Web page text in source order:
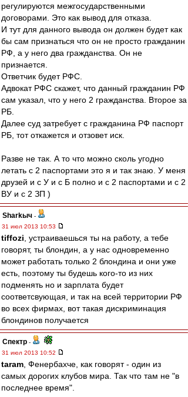
регулируются межгосударственными
договорами. Это как вывод для отказа.
И тут для данного вывода он должен будет как
бы сам признаться что он не просто гражданин
РФ, а у него два гражданства. Он не
признается.
Ответчик будет РФС.
Адвокат РФС скажет, что данный гражданин РФ
сам указал, что у него 2 гражданства. Второе за
РБ.
Далее суд затребует с гражданина РФ паспорт
РБ, тот откажется и отзовет иск.
Разве не так. А то что можно сколь угодно
летать с 2 паспортами это я и так знаю. У меня
друзей и с У и с Б полно и с 2 паспортами и с 2
ВУ и с 2 ЗП )
Sharkыч -
31 июл 2013 10:53
tiffozi , устраиваешься ты на работу, а тебе
говорят, ты блондин, а у нас одновременно
может работать только 2 блондина и они уже
есть, поэтому ты будешь кого-то из них
подменять но и зарплата будет
соответсвующая, и так на всей территории РФ
во всех фирмах, вот такая дискриминация
блондинов получается
Спектр -
31 июл 2013 10:52
taram , Фенербахче, как говорят - один из
самых дорогих клубов мира. Так что там не "в
последнее время".